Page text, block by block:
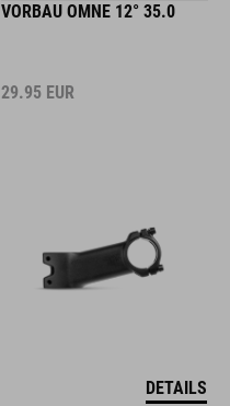
VORBAU OMNE 12° 35.0
29.95 EUR
DETAILS